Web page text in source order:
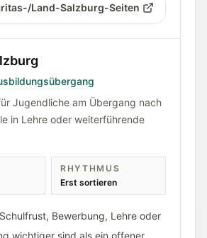
Land-Salzburg-Seiten
Jugendliche am Übergang nach
in Lehre oder weiterführende
RHYTHMUS
Erst sortieren
Bewerbung, Lehre oder
wichtiger sind als ein offener